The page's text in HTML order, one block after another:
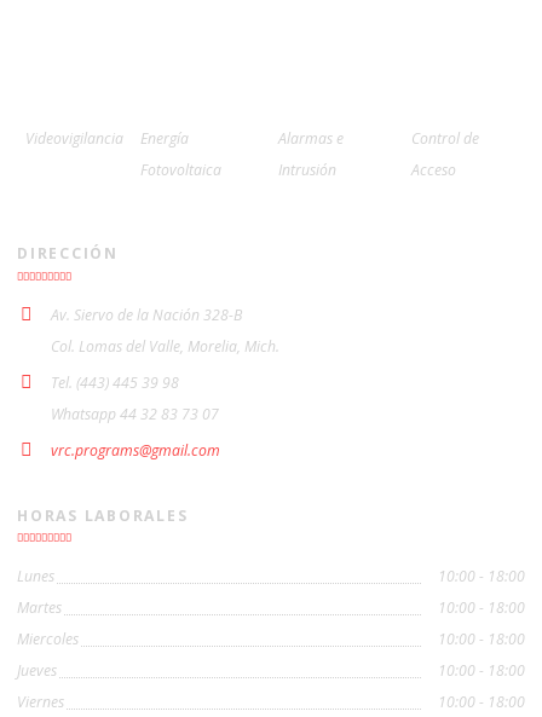
Videovigilancia
Energía
Fotovoltaica
Alarmas e
Intrusión
Control de
Acceso
DIRECCIÓN
Av. Siervo de la Nación 328-B
Col. Lomas del Valle, Morelia, Mich.
Tel. (443) 445 39 98
Whatsapp 44 32 83 73 07
vrc.programs@gmail.com
HORAS LABORALES
Lunes
10:00 - 18:00
Martes
10:00 - 18:00
Miercoles
10:00 - 18:00
Jueves
10:00 - 18:00
Viernes
10:00 - 18:00